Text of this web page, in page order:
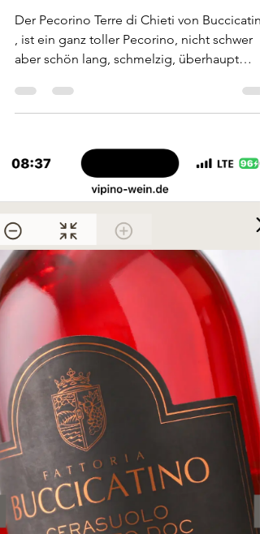
di Chieti Bio IGT 2024
Der Pecorino Terre di Chieti von Buccicatino
, ist ein ganz toller Pecorino, nicht schwer
aber schön lang, schmelzig, überhaupt